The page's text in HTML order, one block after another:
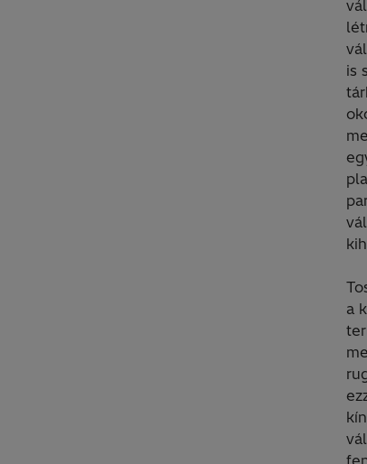
is
a